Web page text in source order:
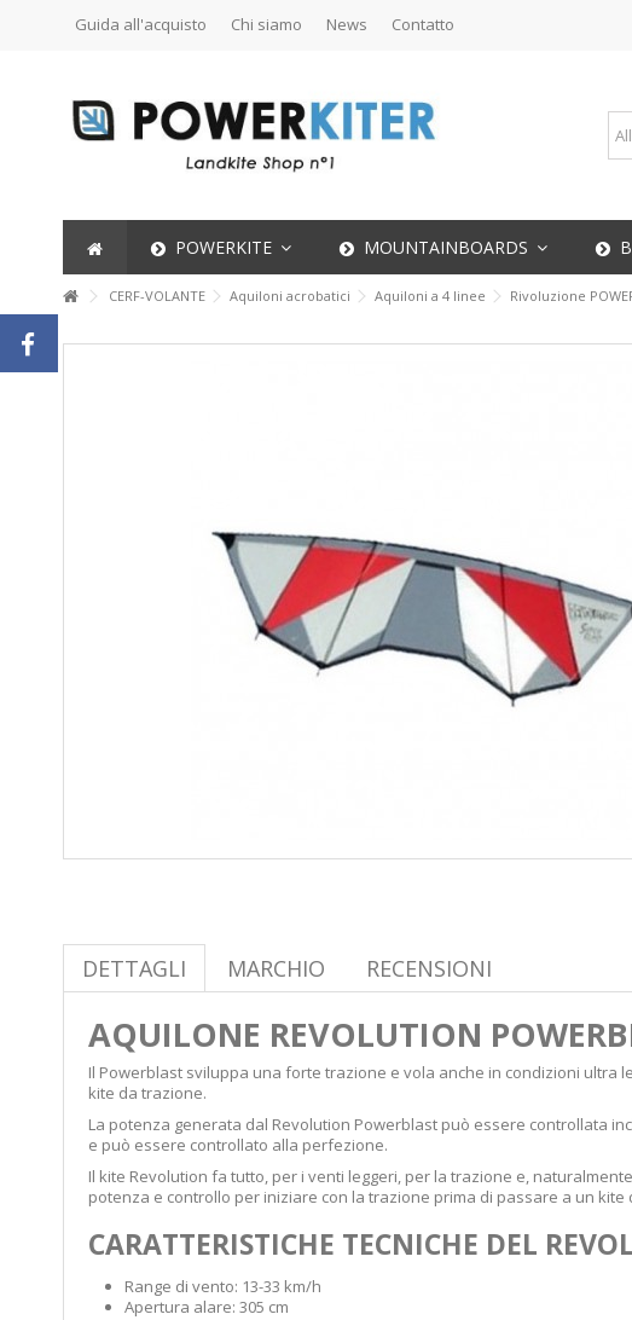
Guida all'acquisto Chi siamo News Contatto
POWERKITE MOUNTAINBOARDS
CERF-VOLANTE Aquiloni acrobatici Aquiloni a 4 linee Rivoluzione
DETTAGLI MARCHIO RECENSIONI
AQUILONE REVOLUTION
Il Powerblast sviluppa una forte trazione e vola anche in condizioni ultra
kite da trazione.
La potenza generata dal Revolution Powerblast può essere controllata
e può essere controllato alla perfezione.
Il kite Revolution fa tutto, per i venti leggeri, per la trazione e,
potenza e controllo per iniziare con la trazione prima di passare a un kite
CARATTERISTICHE TECNICHE DEL
Range di vento: 13-33 km/h
Apertura alare: 305 cm